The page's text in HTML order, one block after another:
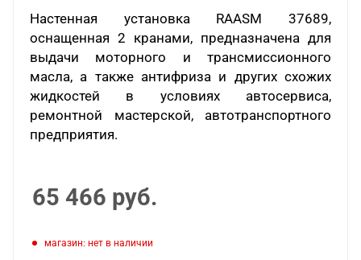
Настенная установка RAASM
37689,
оснащенная 2 кранами, предназначена для
выдачи моторного и трансмиссионного
масла, а также антифриза и других схожих
жидкостей в условиях автосервиса,
ремонтной мастерской, автотранспортного
предприятия.
65 466 руб.
Магазин: нет в наличии